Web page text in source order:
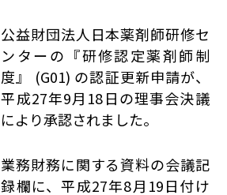
公益財団法人日本薬剤師研修セ
ンターの『研修認定薬剤師制
度』 (G01) の認証更新申請が、
平成27年9月18日の理事会決議
により承認されました。
業務財務に関する資料の会議記
録欄に、平成27年8月19日付け